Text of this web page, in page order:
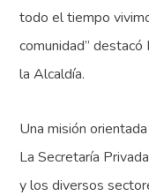
todo el tiempo
comunidad”
la Alcaldía.
Una misión
La Secretaría
y los diversos